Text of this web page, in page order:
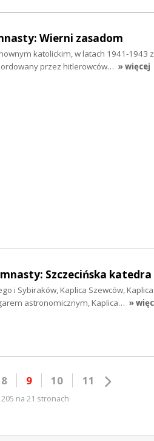
Wierni zasadom
katolickim, w latach 1941-1943
przez hitlerowców… » więcej
Szczecińska katedra
i Sybiraków, Kaplica Szewców,
astronomicznym, Kaplica… »
8 9 10 11
205 na 21 stronach